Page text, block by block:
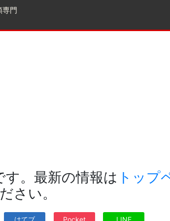
専門
。最新の情報は トップ
ださい。
はてブ Pocket LINE